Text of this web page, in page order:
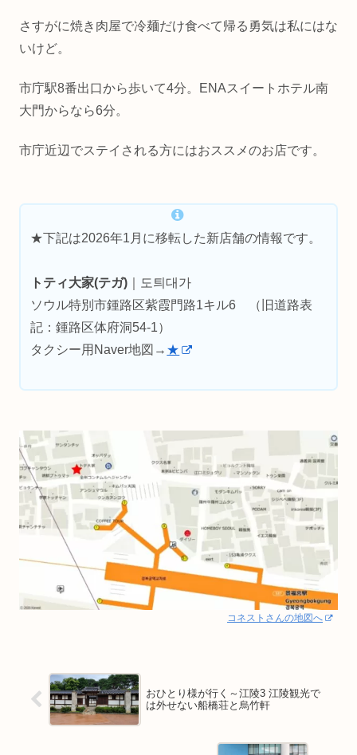
さすがに焼き肉屋で冷麺だけ食べて帰る勇気は私にはな
いけど。
市庁駅8番出口から歩いて4分。ENAスイートホテル南
大門からなら6分。
市庁近辺でステイされる方にはおススメのお店です。
★下記は2026年1月に移転した新店舗の情報です。
トティ大家(テガ) ｜도틔대가
ソウル特別市鍾路区紫霞門路1キル6 （旧道路表
記：鍾路区体府洞54-1）
タクシー用Naver地図→ ★
コネストさんの地図へ
おひとり様が行く～江陵3 江陵観光で
は外せない船橋荘と烏竹軒